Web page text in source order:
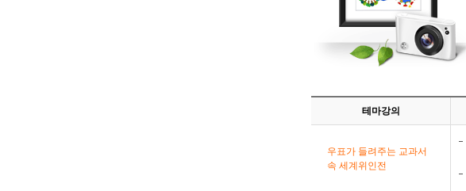
테마강의
우표가 들려주는 교과서
속 세계위인전